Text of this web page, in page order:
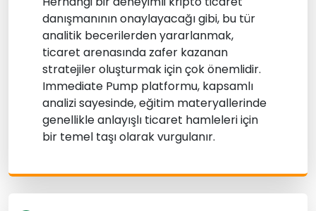
danışmanının onaylayacağı gibi, bu tür
analitik becerilerden yararlanmak,
ticaret arenasında zafer kazanan
stratejiler oluşturmak için çok önemlidir.
Immediate Pump platformu, kapsamlı
analizi sayesinde, eğitim materyallerinde
genellikle anlayışlı ticaret hamleleri için
bir temel taşı olarak vurgulanır.